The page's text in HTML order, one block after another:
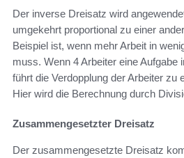
Der inverse Dreisatz wird
umgekehrt proportional zu einer
Beispiel ist, wenn mehr Arbeit in
muss. Wenn 4 Arbeiter eine Aufgabe
führt die Verdopplung der Arbeiter zu
Hier wird die Berechnung durch
Zusammengesetzter Dreisatz
Der zusammengesetzte Dreisatz